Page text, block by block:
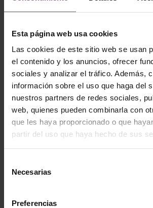
Esta página web usa cookies
Las cookies de este sitio web se usan
el contenido y los anuncios, ofrecer
sociales y analizar el tráfico. Además,
información sobre el uso que haga del
nuestros partners de redes sociales,
web, quienes pueden combinarla con
que les haya proporcionado o que
partir del uso que haya hecho de sus
Necesarias
Preferencias
Publicaciones Relacionadas: